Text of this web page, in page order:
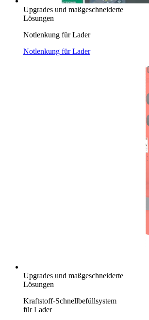
Upgrades und maßgeschneiderte
Lösungen
Notlenkung für Lader
Notlenkung für Lader
Upgrades und maßgeschneiderte
Lösungen
Kraftstoff-Schnellbefüllsystem
für Lader